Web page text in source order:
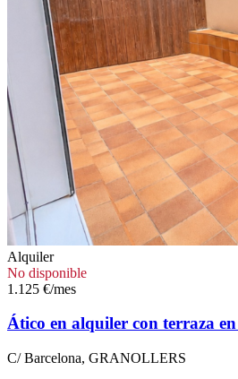
Alquiler
No disponible
1.125 €/mes
Ático en alquiler con terraza
C/ Barcelona, GRANOLLERS